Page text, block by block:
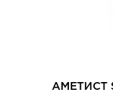
АМЕТИСТ